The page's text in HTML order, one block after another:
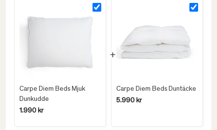
Carpe Diem Beds Mjuk
Dunkudde
1.990 kr
Carpe Diem Beds Duntäcke
5.990 kr